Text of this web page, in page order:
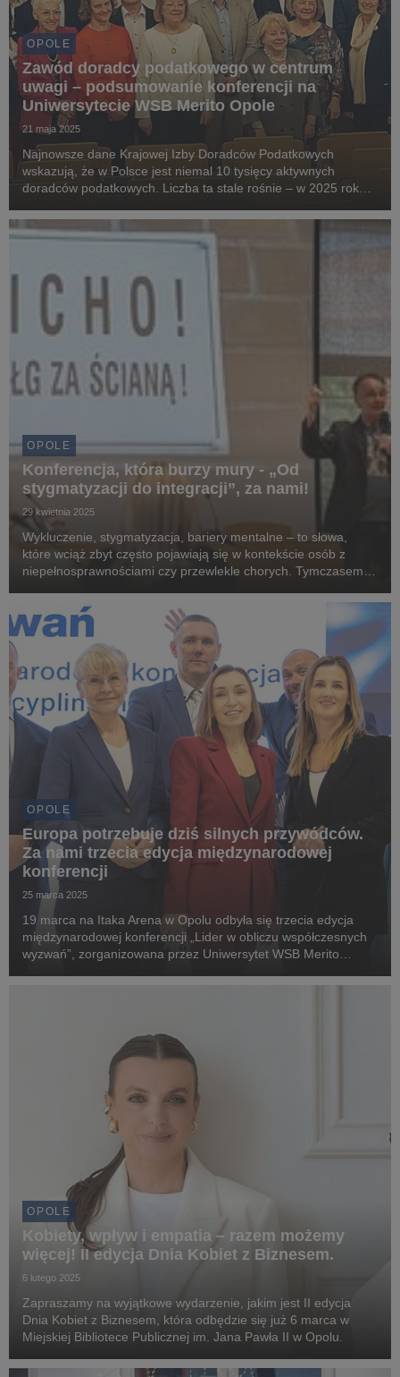
OPOLE
Zawód doradcy podatkowego w centrum
uwagi – podsumowanie konferencji na
Uniwersytecie WSB Merito Opole
21 maja 2025
Najnowsze dane Krajowej Izby Doradców Podatkowych
wskazują, że w Polsce jest niemal 10 tysięcy aktywnych
doradców podatkowych. Liczba ta stale rośnie – w 2025 roku
roku ubiegłym było to 375 osób, co stanowi wzrost o o...
OPOLE
Konferencja, która burzy mury - „Od
stygmatyzacji do integracji”, za nami!
29 kwietnia 2025
Wykluczenie, stygmatyzacja, bariery mentalne – to słowa,
które wciąż zbyt często pojawiają się w kontekście osób z
niepełnosprawnościami czy przewlekle chorych. Tymczasem,
stygmatyzacji do integracji – podróż po równe szans...
OPOLE
Europa potrzebuje dziś silnych przywódców.
Za nami trzecia edycja międzynarodowej
konferencji
25 marca 2025
19 marca na Itaka Arena w Opolu odbyła się trzecia edycja
międzynarodowej konferencji „Lider w obliczu współczesnych
wyzwań”, zorganizowana przez Uniwersytet WSB Merito
OPOLE
Kobiety, wpływ i empatia – razem możemy
więcej! II edycja Dnia Kobiet z Biznesem.
6 lutego 2025
Zapraszamy na wyjątkowe wydarzenie, jakim jest II edycja
Dnia Kobiet z Biznesem, która odbędzie się już 6 marca w
Miejskiej Bibliotece Publicznej im. Jana Pawła II w Opolu.